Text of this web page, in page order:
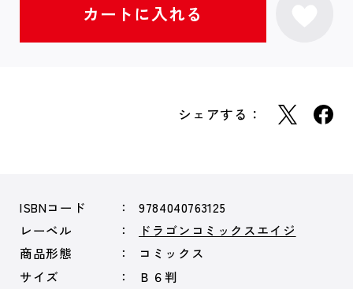
シェアする：
ISBNコード
9784040763125
レーベル
ドラゴンコミックスエイジ
商品形態
コミックス
サイズ
Ｂ６判